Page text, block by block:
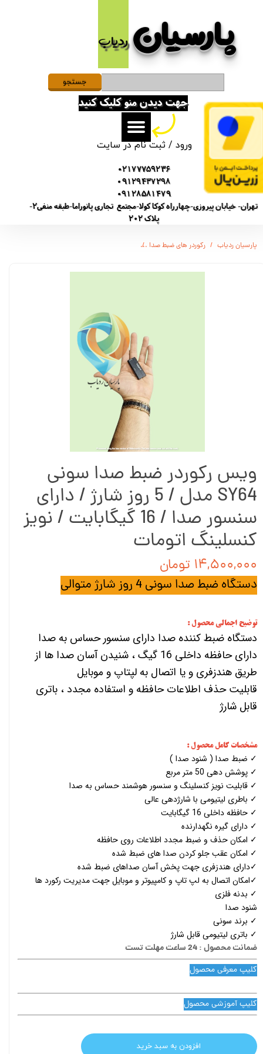
پارسیان​​​​​​​ردیاب
ورود /ثبت نام در سایت
حساب کاربری من
تغییر گذر واژه
سفارشات
خروج از حساب کاربری
02177759236
09129437298
09128581479
تهران- خیابان پیروزی-چهارراه کوکا کولا-مجتمع تجاری پانوراما-طبقه منفی2-
پلاک 202
جهت دیدن منو کلیک کنید
جستجو
پارسیان ردیاب رکوردر های ضبط صدا
ویس رکوردر ضبط صدا سونی
SY64 مدل / 5 روز شارژ / دارای
سنسور صدا / 16 گیگابایت / نویز
کنسلینگ اتومات
۱۴,۵۰۰,۰۰۰ تومان
دستگاه ضبط صدا سونی 4 روز شارژ متوالی
توضیح اجمالی محصول :
دستگاه ضبط کننده صدا دارای سنسور حساس به صدا
دارای حافظه داخلی 16 گیگ ، شنیدن آسان صدا ها از
طریق هندزفری و یا اتصال به لپتاپ و موبایل
قابلیت حذف اطلاعات حافظه و استفاده مجدد ، باتری
قابل شارژ
مشخصات کامل محصول :
✓ ضبط صدا ( شنود صدا )
✓ پوشش دهی 50 متر مربع
✓ قابلیت نویز کنسلینگ و سنسور هوشمند حساس به صدا
✓ باطری لیتیومی با شارژدهی عالی
✓ حافظه داخلی 16 گیگابایت
✓ دارای گیره نگهدارنده
✓ امکان حذف و ضبط مجدد اطلاعات روی حافظه
✓ امکان عقب جلو کردن صدا های ضبط شده
✓دارای هندزفری جهت پخش آسان صداهای ضبط شده
✓امکان اتصال به لپ تاپ و کامپیوتر و موبایل جهت مدیریت رکورد ها
✓ بدنه فلزی
شنود صدا
✓ برند سونی
✓ باتری لیتیومی قابل شارژ
ضمانت محصول : 24 ساعت مهلت تست
کلیپ معرفی محصول
کلیپ آموزشی محصول
افزودن به سبد خرید